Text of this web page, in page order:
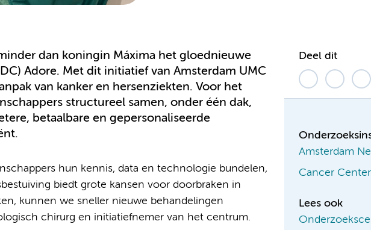
dan koningin Máxima het gloednieuwe
Adore. Met dit initiatief van Amsterdam UMC
van kanker en hersenziekten. Voor het
structureel samen, onder één dak,
betaalbare en gepersonaliseerde
hun kennis, data en technologie bundelen,
biedt grote kansen voor doorbraken in
kunnen we sneller nieuwe behandelingen
chirurg en initiatiefnemer van het centrum.
Deel dit
Amsterdam
Cancer
Lees ook